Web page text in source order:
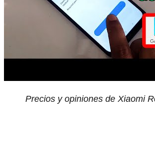
Precios y opiniones de Xiaomi